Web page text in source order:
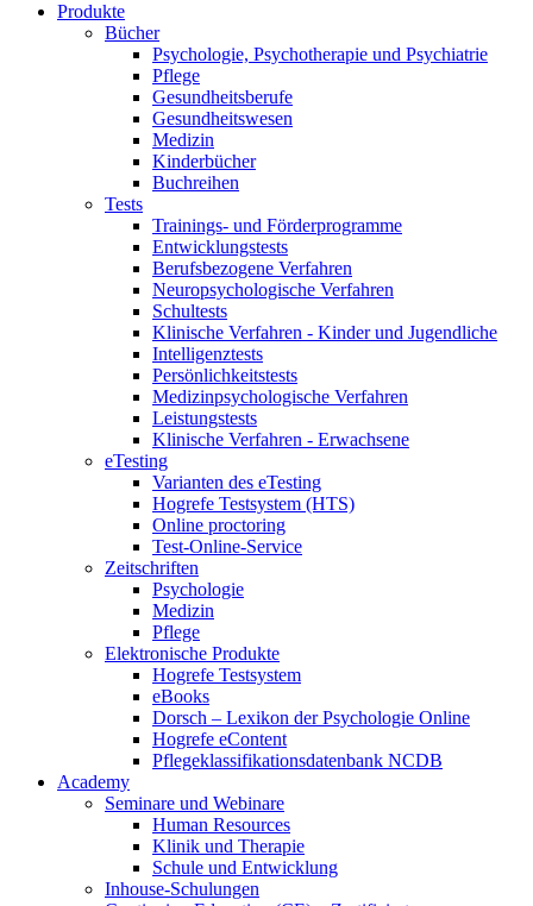
Produkte
Bücher
Psychologie, Psychotherapie und Psychiatrie
Pflege
Gesundheitsberufe
Gesundheitswesen
Medizin
Kinderbücher
Buchreihen
Tests
Trainings- und Förderprogramme
Entwicklungstests
Berufsbezogene Verfahren
Neuropsychologische Verfahren
Schultests
Klinische Verfahren - Kinder und Jugendliche
Intelligenztests
Persönlichkeitstests
Medizinpsychologische Verfahren
Leistungstests
Klinische Verfahren - Erwachsene
eTesting
Varianten des eTesting
Hogrefe Testsystem (HTS)
Online proctoring
Test-Online-Service
Zeitschriften
Psychologie
Medizin
Pflege
Elektronische Produkte
Hogrefe Testsystem
eBooks
Dorsch – Lexikon der Psychologie Online
Hogrefe eContent
Pflegeklassifikationsdatenbank NCDB
Academy
Seminare und Webinare
Human Resources
Klinik und Therapie
Schule und Entwicklung
Inhouse-Schulungen